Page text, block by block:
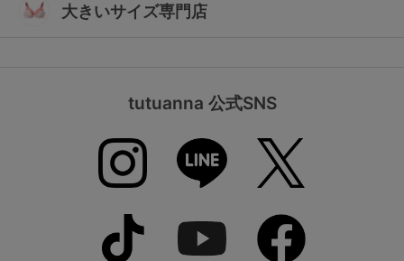
大きいサイズ専門店
tutuanna 公式SNS